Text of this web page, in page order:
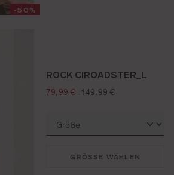
-50%
ROCK CIROADSTER_L
verkaufspreis:
79,99 € regulärer preis:
149,99 €
GRÖSSE WÄHLEN